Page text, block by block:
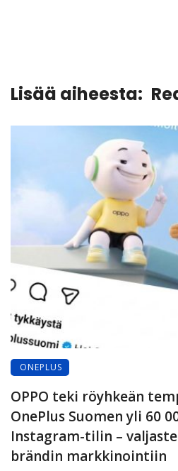
Lisää aiheesta:
ONEPLUS
OPPO teki röyhkeän
OnePlus Suomen yli 60
Instagram-tilin –
brändin markkinointiin